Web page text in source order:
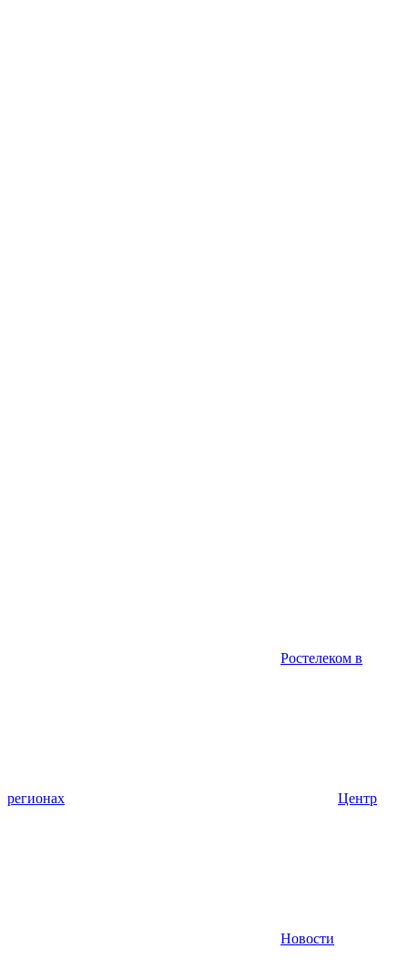
Ростелеком в
регионах Центр
Новости